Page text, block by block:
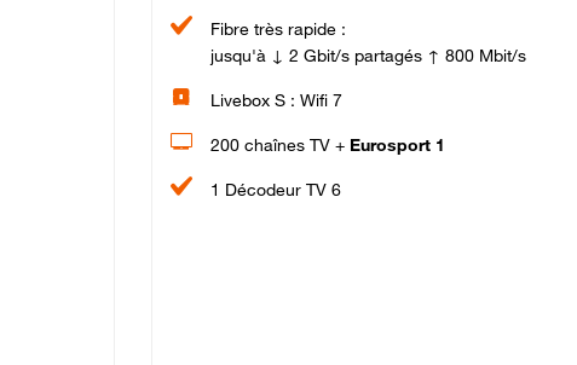
Fibre très rapide :
jusqu'à ↓ 2 Gbit/s partagés ↑ 800 Mbit/s
Livebox S : Wifi 7
200 chaînes TV + Eurosport 1
1 Décodeur TV 6